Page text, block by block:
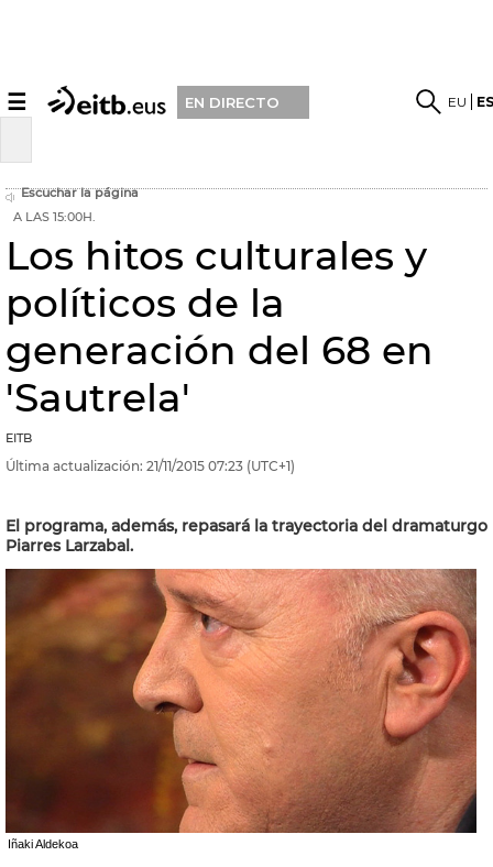
☰ EN DIRECTO EU
Escuchar la página
A LAS 15:00H.
Los hitos culturales y
políticos de la
generación del 68 en
'Sautrela'
EITB
Última actualización: 21/11/2015 07:23 (UTC+1)
El programa, además, repasará la trayectoria del dramaturgo
Piarres Larzabal.
Iñaki Aldekoa